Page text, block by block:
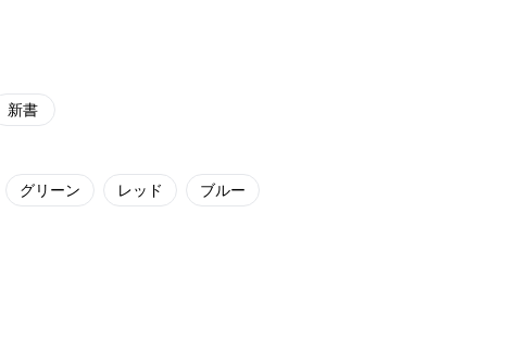
新書
グリーン レッド ブルー